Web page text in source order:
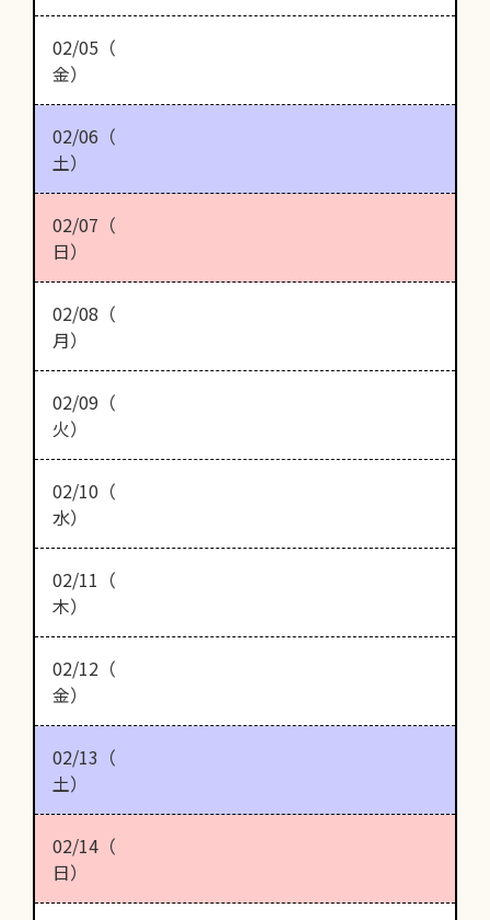
02/05（
金）
02/06（
土）
02/07（
日）
02/08（
月）
02/09（
火）
02/10（
水）
02/11（
木）
02/12（
金）
02/13（
土）
02/14（
日）